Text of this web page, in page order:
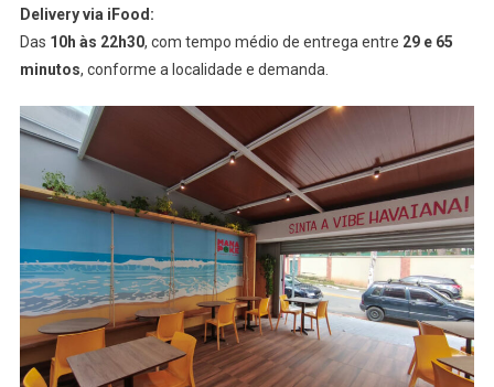
Delivery via iFood:
Das 10h às 22h30, com tempo médio de entrega entre 29 e 65
minutos, conforme a localidade e demanda.